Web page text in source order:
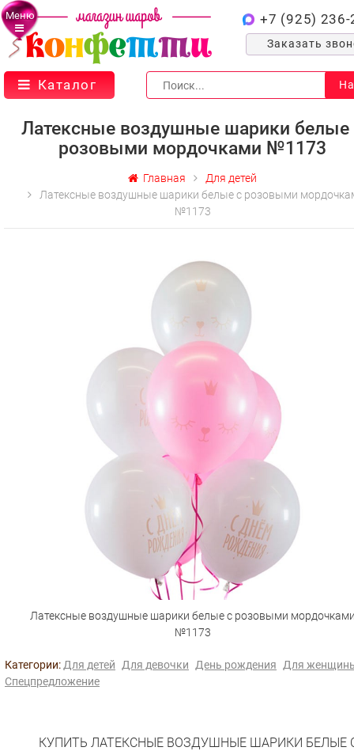
Меню +7 (925) 236-
Заказать
Каталог
Латексные воздушные шарики белые
розовыми мордочками №1173
Главная
Для детей
Латексные воздушные шарики белые с розовыми
№1173
Латексные воздушные шарики белые с розовыми
№1173
Категории: Для детей Для девочки День рождения
Для
Спецпредложение
КУПИТЬ ЛАТЕКСНЫЕ ВОЗДУШНЫЕ ШАРИКИ БЕЛЫЕ